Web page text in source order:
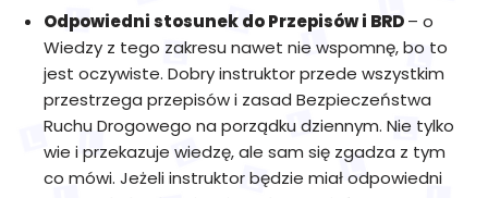
Odpowiedni stosunek do Przepisów i BRD– o
Wiedzy z tego zakresu nawet nie wspomnę, bo to
jest oczywiste. Dobry instruktor przede wszystkim
przestrzega przepisów i zasad Bezpieczeństwa
Ruchu Drogowego na porządku dziennym. Nie tylko
wie i przekazuje wiedzę, ale sam się zgadza z tym
co mówi. Jeżeli instruktor będzie miał odpowiedni